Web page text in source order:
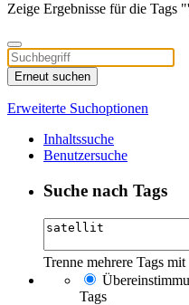
Zeige Ergebnisse für die Tags
Erneut suchen
Erweiterte Suchoptionen
Inhaltssuche
Benutzersuche
Suche nach Tags
Trenne mehrere Tags
Tags